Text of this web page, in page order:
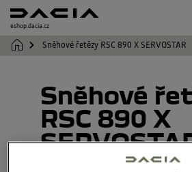
eshop.dacia.cz
Sněhové řetězy RSC 890 X SERVOSTAR
Sněhové
RSC 890 X